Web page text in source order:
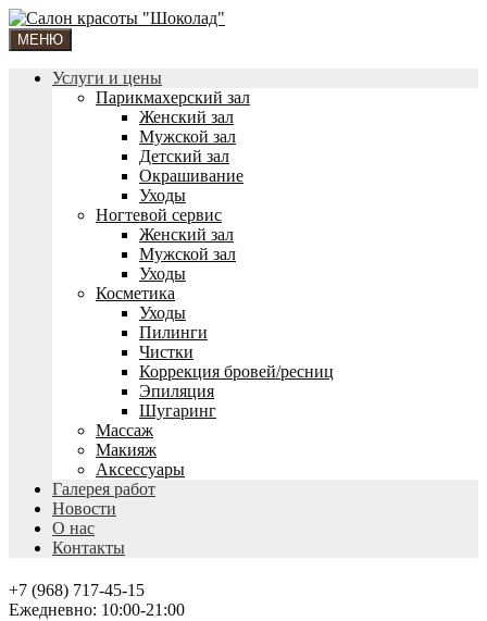
МЕНЮ
Услуги и цены
Парикмахерский зал
Женский зал
Мужской зал
Детский зал
Окрашивание
Уходы
Ногтевой сервис
Женский зал
Мужской зал
Уходы
Косметика
Уходы
Пилинги
Чистки
Коррекция бровей/ресниц
Эпиляция
Шугаринг
Массаж
Макияж
Аксессуары
Галерея работ
Новости
О нас
Контакты
+7 (968) 717-45-15
Ежедневно: 10:00-21:00